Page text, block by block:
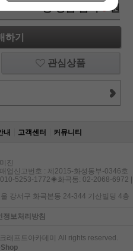
총 상품 금액 0 원
하기
관심상품
내 고객센터 커뮤니티
진
업신고번호 : 제2015-화성동부-0346호
5253-1772◈화곡동: 02-2068-6972 |
강서구 화곡본동 24-344 기산빌딩 4층
정보처리방침
래프트아카데미 All rights reserved.
Shop